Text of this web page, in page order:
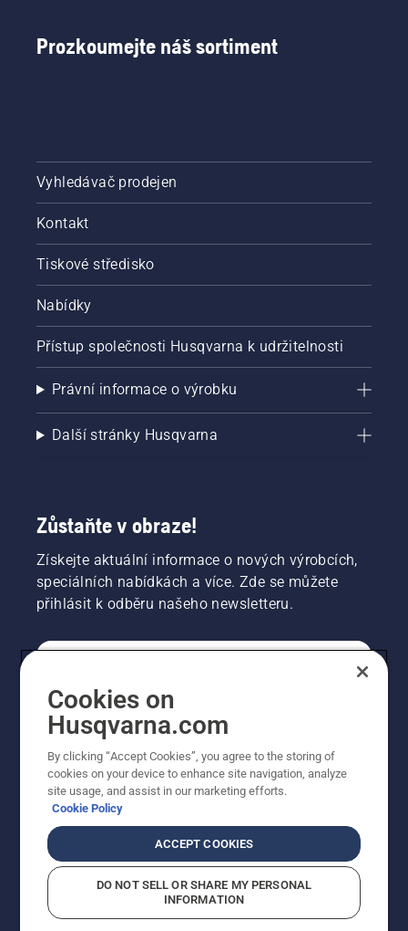
Prozkoumejte náš sortiment
Vyhledávač prodejen
Kontakt
Tiskové středisko
Nabídky
Přístup společnosti Husqvarna k udržitelnosti
Právní informace o výrobku
Další stránky Husqvarna
Zůstaňte v obraze!
Získejte aktuální informace o nových výrobcích,
speciálních nabídkách a více. Zde se můžete
přihlásit k odběru našeho newsletteru.
PROFESIONÁLNÍ
Cookies on
Husqvarna.com
By clicking “Accept Cookies”, you agree to the storing of
cookies on your device to enhance site navigation, analyze
site usage, and assist in our marketing efforts.
Cookie Policy
ACCEPT COOKIES
DO NOT SELL OR SHARE MY PERSONAL
INFORMATION